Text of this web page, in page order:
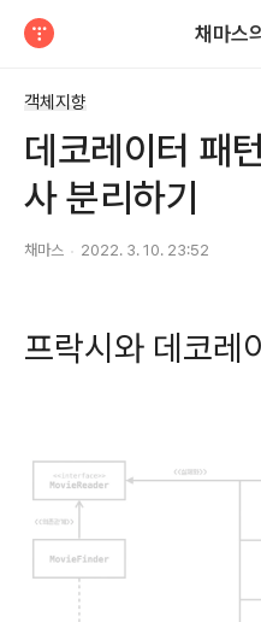
채마스
객체지향
데코레이터 패
사 분리하기
채마스 2022. 3. 10. 23:52
프락시와 데코레